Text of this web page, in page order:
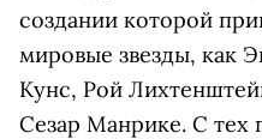
создании которой
мировые звезды, как
Кунс, Рой
Сезар Манрике. С тех